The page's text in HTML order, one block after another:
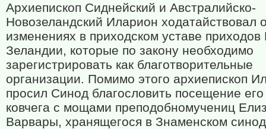
Архиепископ Сиднейский и Австралийско-
Новозеландский Иларион ходатайствовал
изменениях в приходском уставе
Зеландии, которые по закону необходимо
зарегистрировать как благотворительные
организации. Помимо этого архиепископ
просил Синод благословить посещение
ковчега с мощами преподобномучениц
Варвары, хранящегося в Знаменском